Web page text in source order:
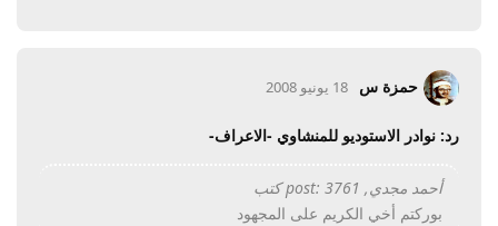
حمزة س 18 يونيو 2008
رد: نوادر الاستوديو للمنشاوي -الاعراف-
أحمد مجدي, post: 3761 كتب
بوركتم أخي الكريم على المجهود